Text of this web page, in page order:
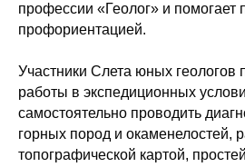
профессии «Геолог» и помогает
профориентацией.
Участники Слета юных геологов
работы в экспедиционных
самостоятельно проводить
горных пород и окаменелостей,
топографической картой,